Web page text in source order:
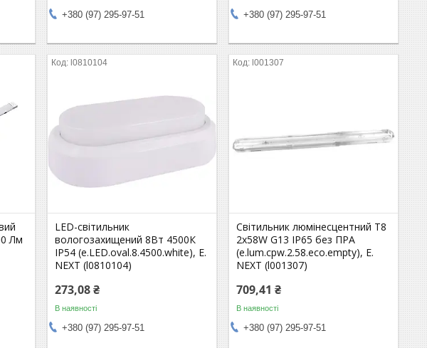
+380 (97) 295-97-51 +380 (97) 295-97-51
Лм
l0810104
LED-світильник
вологозахищений 8Вт 4500К
IP54 (e.LED.oval.8.4500.white), E.
NEXT (l0810104)
273,08 ₴
В наявності
+380 (97) 295-97-51
l001307
Світильник люмінесцентний T8
2x58W G13 IP65 без ПРА
(e.lum.cpw.2.58.eco.empty), E.
NEXT (l001307)
709,41 ₴
В наявності
+380 (97) 295-97-51